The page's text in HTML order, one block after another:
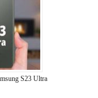
S23 Ultra